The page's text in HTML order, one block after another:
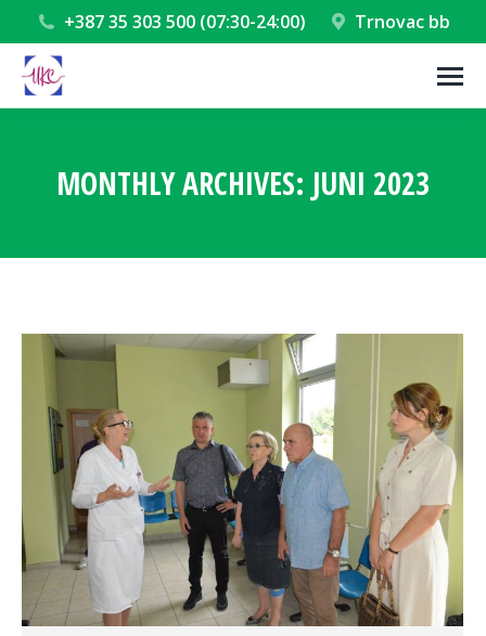
+387 35 303 500 (07:30-24:00) Trnovac bb
MONTHLY ARCHIVES: JUNI 2023